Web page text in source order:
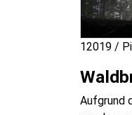
12019 /
Aufgrund